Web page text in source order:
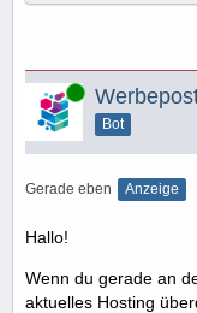
Online
Bot
Gerade eben Anzeige
Hallo!
Wenn du gerade an
aktuelles Hosting